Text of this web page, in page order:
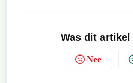
Was dit
Nee